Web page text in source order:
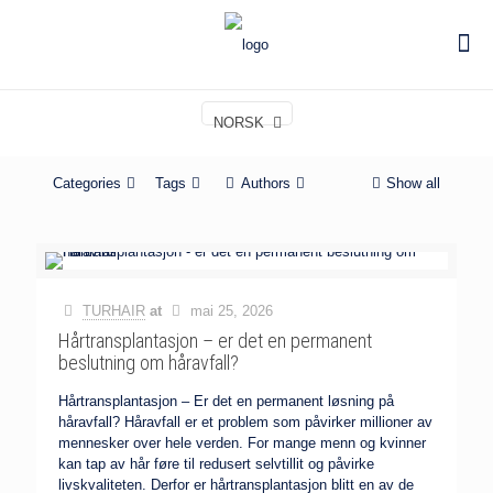
NORSK
Categories Tags Authors Show all
TURHAIR at mai 25, 2026
Hårtransplantasjon – er det en permanent
beslutning om håravfall?
Hårtransplantasjon – Er det en permanent løsning på
håravfall? Håravfall er et problem som påvirker millioner av
mennesker over hele verden. For mange menn og kvinner
kan tap av hår føre til redusert selvtillit og påvirke
livskvaliteten. Derfor er hårtransplantasjon blitt en av de